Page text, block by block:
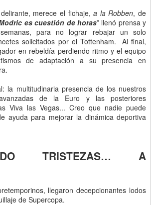
merece el fichaje,a la Robben, de
es cuestión de horas” llenó prensa y
para no lograr rebajar un solo
solicitados por el Tottenham. Al final,
en rebeldía perdiendo ritmo y el equipo
de adaptación a su presencia en
la multitudinaria presencia de los nuestros
de la Euro y las posteriores
Viva las Vegas... Creo que nadie puede
ayuda para mejorar la dinámica deportiva
TRISTEZAS… A
llegaron decepcionantes lodos
de Supercopa.